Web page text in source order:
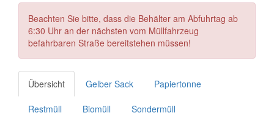
Beachten Sie bitte, dass die Behälter am Abfuhrtag ab
6:30 Uhr an der nächsten vom Müllfahrzeug
befahrbaren Straße bereitstehen müssen!
Übersicht Gelber Sack Papiertonne
Restmüll Biomüll Sondermüll